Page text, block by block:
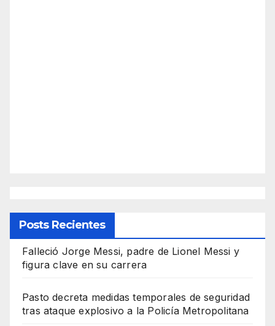
Posts Recientes
Falleció Jorge Messi, padre de Lionel Messi y
figura clave en su carrera
Pasto decreta medidas temporales de seguridad
tras ataque explosivo a la Policía Metropolitana